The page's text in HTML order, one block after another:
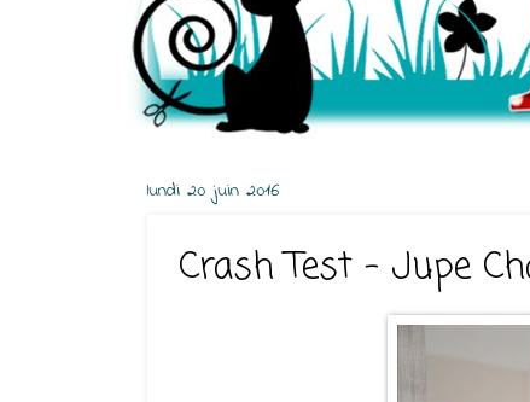
lundi 20 juin 2016
Crash Test - Jupe